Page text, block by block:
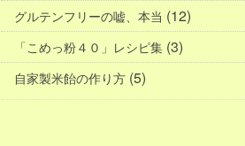
グルテンフリーの嘘、本当 (12)
「こめっ粉４０」レシピ集 (3)
自家製米飴の作り方 (5)